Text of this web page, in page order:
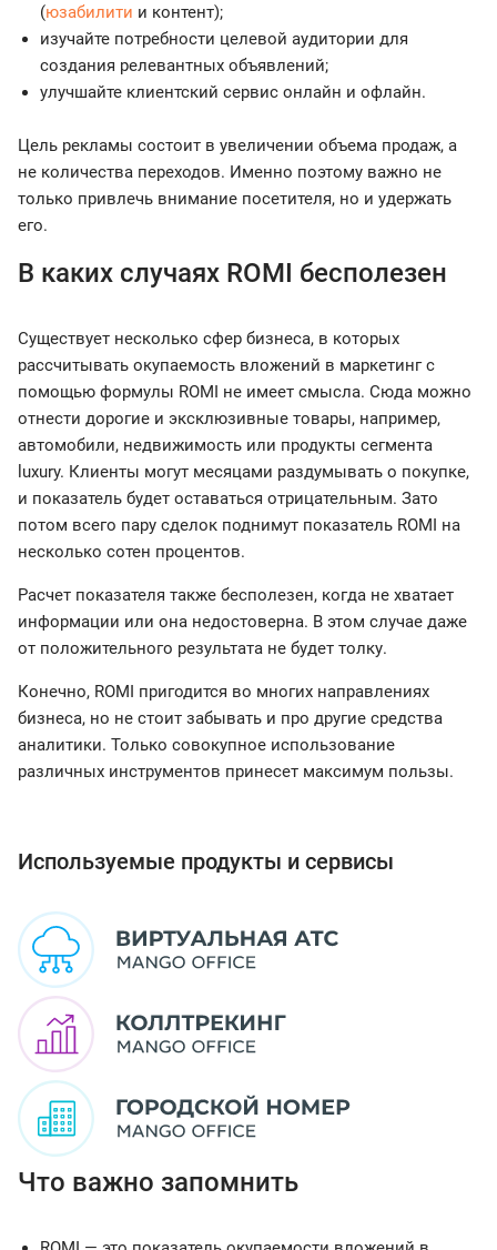
(юзабилити и контент);
изучайте потребности целевой аудитории для
создания релевантных объявлений;
улучшайте клиентский сервис онлайн и офлайн.
Цель рекламы состоит в увеличении объема продаж, а
не количества переходов. Именно поэтому важно не
только привлечь внимание посетителя, но и удержать
его.
В каких случаях ROMI бесполезен
Существует несколько сфер бизнеса, в которых
рассчитывать окупаемость вложений в маркетинг с
помощью формулы ROMI не имеет смысла. Сюда можно
отнести дорогие и эксклюзивные товары, например,
автомобили, недвижимость или продукты сегмента
luxury. Клиенты могут месяцами раздумывать о покупке,
и показатель будет оставаться отрицательным. Зато
потом всего пару сделок поднимут показатель ROMI на
несколько сотен процентов.
Расчет показателя также бесполезен, когда не хватает
информации или она недостоверна. В этом случае даже
от положительного результата не будет толку.
Конечно, ROMI пригодится во многих направлениях
бизнеса, но не стоит забывать и про другие средства
аналитики. Только совокупное использование
различных инструментов принесет максимум пользы.
Используемые продукты и сервисы
Что важно запомнить